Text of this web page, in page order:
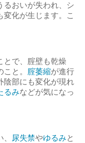
るおいが失われ、シ
変化が生じます。こ
とで、腟壁も乾燥
と。 腟萎縮が進行
陰部にも変化が現れ
るみなどが気になっ
、 尿失禁やゆるみ と